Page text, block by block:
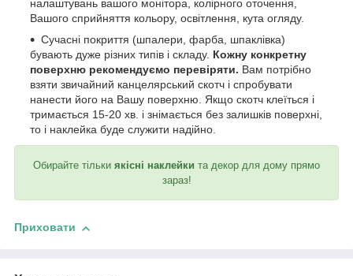
налаштувань вашого монітора, колірного оточення,
Вашого сприйняття кольору, освітлення, кута огляду.
Сучасні покриття (шпалери, фарба, шпаклівка)
бувають дуже різних типів і складу. Кожну конкретну
поверхню рекомендуємо перевіряти. Вам потрібно
взяти звичайний канцелярський скотч і спробувати
нанести його на Вашу поверхню. Якщо скотч клеїться і
тримається 15-20 хв. і знімається без залишків поверхні,
то і наклейка буде служити надійно.
Обирайте тільки якісні наклейки та декор для дому прямо
зараз!
Приховати